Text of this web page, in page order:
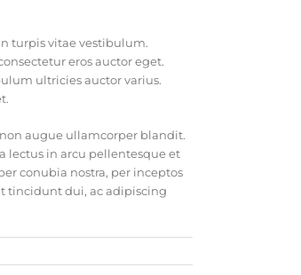
turpis vitae vestibulum.
eros auctor eget.
ultricies auctor varius.
augue ullamcorper blandit.
lectus in arcu pellentesque et
conubia nostra, per inceptos
tincidunt dui, ac adipiscing